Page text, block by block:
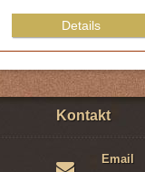
Details
Kontakt
Email